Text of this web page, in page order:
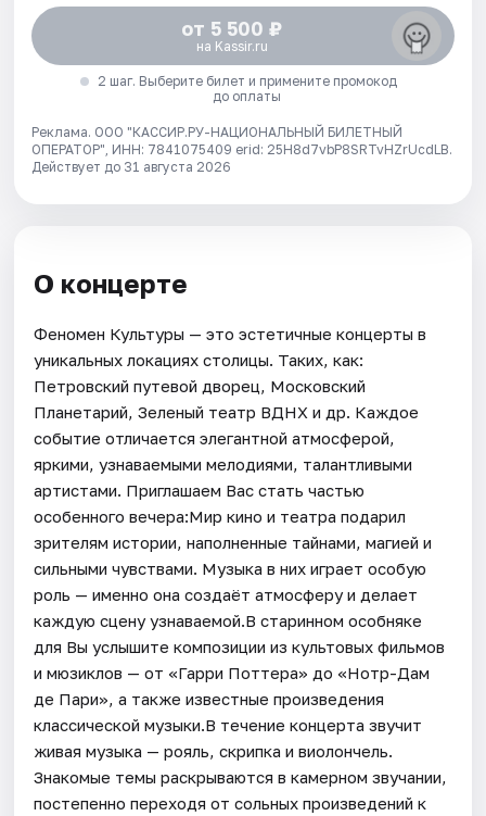
от 5 500 ₽
на Kassir.ru
2 шаг. Выберите билет и примените промокод
до оплаты
Реклама. ООО "КАССИР.РУ-НАЦИОНАЛЬНЫЙ БИЛЕТНЫЙ
ОПЕРАТОР", ИНН: 7841075409 erid: 25H8d7vbP8SRTvHZrUcdLB.
Действует до 31 августа 2026
О концерте
Феномен Культуры — это эстетичные концерты в
уникальных локациях столицы. Таких, как:
Петровский путевой дворец, Московский
Планетарий, Зеленый театр ВДНХ и др. Каждое
событие отличается элегантной атмосферой,
яркими, узнаваемыми мелодиями, талантливыми
артистами. Приглашаем Вас стать частью
особенного вечера:Мир кино и театра подарил
зрителям истории, наполненные тайнами, магией и
сильными чувствами. Музыка в них играет особую
роль — именно она создаёт атмосферу и делает
каждую сцену узнаваемой.В старинном особняке
для Вы услышите композиции из культовых фильмов
и мюзиклов — от «Гарри Поттера» до «Нотр-Дам
де Пари», а также известные произведения
классической музыки.В течение концерта звучит
живая музыка — рояль, скрипка и виолончель.
Знакомые темы раскрываются в камерном звучании,
постепенно переходя от сольных произведений к